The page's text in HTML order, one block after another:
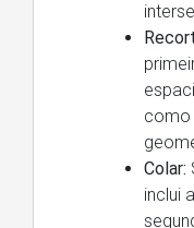
como
Colar:
inclui